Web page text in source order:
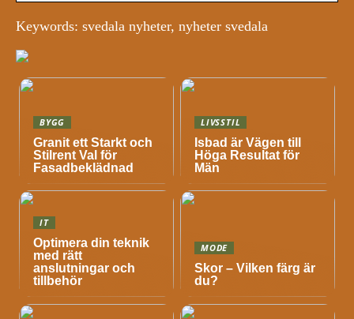
Keywords: svedala nyheter, nyheter svedala
BYGG
Granit ett Starkt och
Stilrent Val för
Fasadbeklädnad
LIVSSTIL
Isbad är Vägen till
Höga Resultat för
Män
IT
Optimera din teknik
med rätt
anslutningar och
tillbehör
MODE
Skor – Vilken färg är
du?